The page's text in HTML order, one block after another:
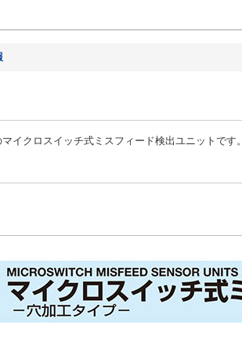
イクロスイッチ式ミスフィード検出ユニットです。